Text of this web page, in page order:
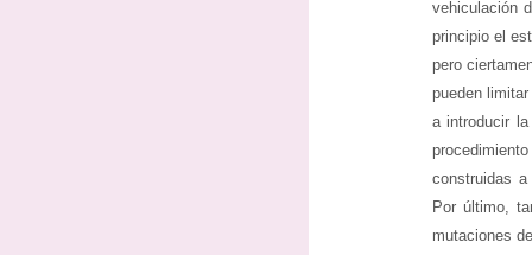
vehiculación
principio el
pero
pueden
a introducir
construidas
Por último,
mutaciones